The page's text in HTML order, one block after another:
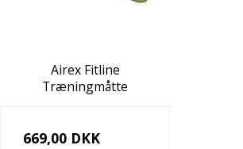
Airex Fitline
Træningmåtte
669,00 DKK